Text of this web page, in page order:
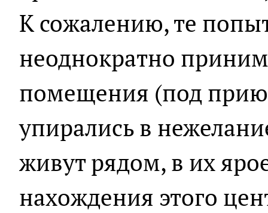
К сожалению, те
неоднократно
помещения (под
упирались в
живут рядом, в их
нахождения этого